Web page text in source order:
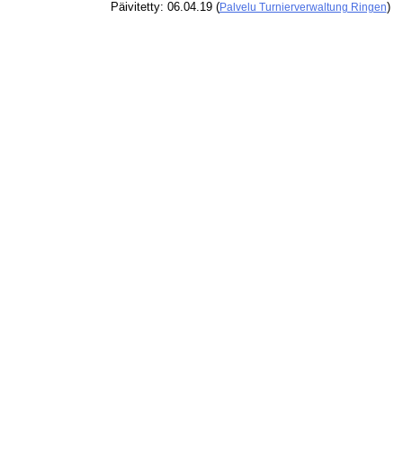
Päivitetty: 06.04.19 (Palvelu Turnierverwaltung Ringen)